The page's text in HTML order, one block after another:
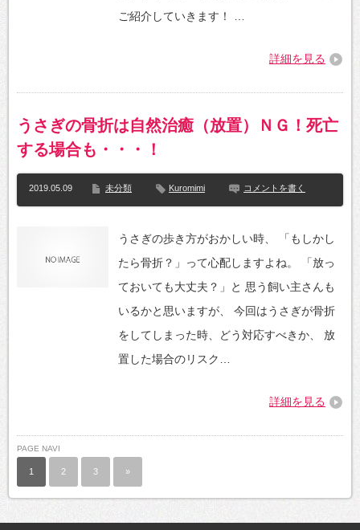
ご紹介していきます！ …
詳細を見る
うさぎの骨折は自然治癒（放置）ＮＧ！死亡
する場合も・・・！
2019.05.09 未分類 Kuromimi コメントを書く
うさぎの歩き方がおかしい時、 「もしかし
たら骨折？」って心配しますよね。 「放っ
ておいても大丈夫？」と 思う飼い主さんも
いるかと思いますが、 今回はうさぎが骨折
をしてしまった時、どう対応すべきか、 放
置した場合のリスク…
詳細を見る
PAGE NAVI
1 2 3 »